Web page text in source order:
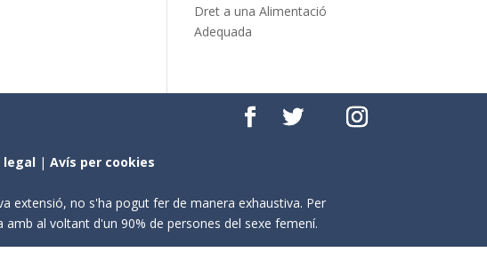
Dret a una Alimentació
Adequada
legal |Avís per cookies
extensió, no s'ha pogut fer de manera exhaustiva. Per
al voltant d'un 90% de persones del sexe femení.